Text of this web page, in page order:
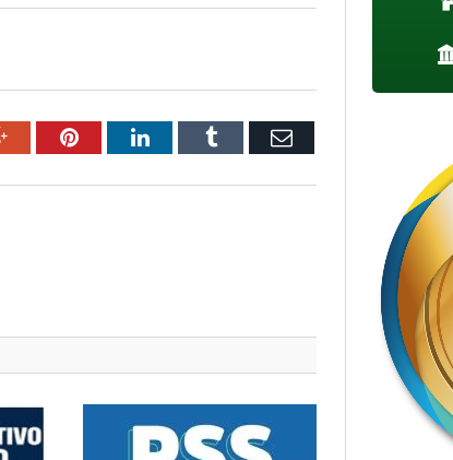
Google+PinterestLinkedInTumblr Email